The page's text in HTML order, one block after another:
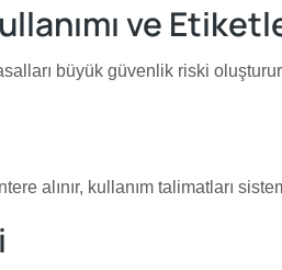
ve
büyük güvenlik riski
alınır, kullanım talimatları